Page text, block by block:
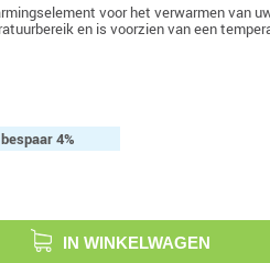
voor het verwarmen van
en is voorzien van een
bespaar4%
IN WINKELWAGEN